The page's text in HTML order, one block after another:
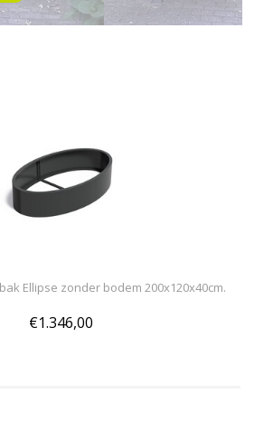
Ellipse zonder bodem 200x120x40cm.
€1.346,00